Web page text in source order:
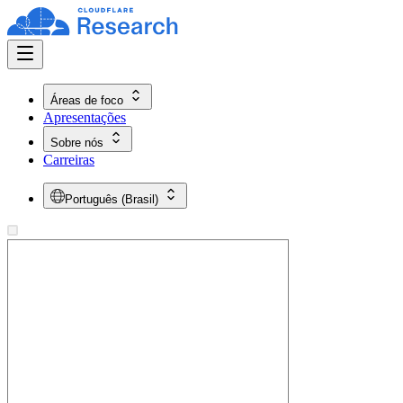
Áreas de foco
Apresentações
Sobre nós
Carreiras
Português (Brasil)